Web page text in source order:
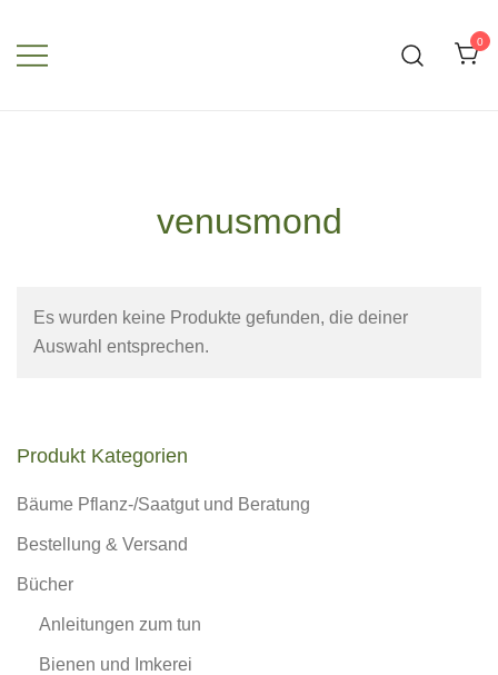
Inhalt
springen
0
venusmond
Es wurden keine Produkte gefunden, die deiner
Auswahl entsprechen.
Produkt Kategorien
Bäume Pflanz-/Saatgut und Beratung
Bestellung & Versand
Bücher
Anleitungen zum tun
Bienen und Imkerei